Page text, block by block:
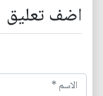
اضف تعليق